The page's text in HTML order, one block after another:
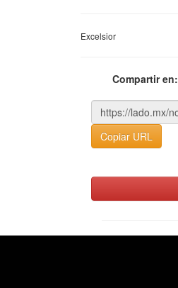
Excelsior
Compartir en:
Copiar URL